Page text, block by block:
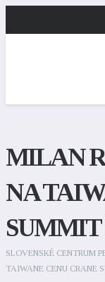
MILAN
NA
SUMMIT
SLOVENSKÉ CENTRUM
TAIWANE CENU CRANE